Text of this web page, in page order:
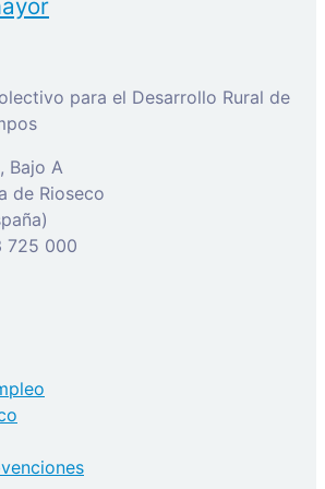
para el Desarrollo Rural de
Bajo A
de Rioseco
725 000